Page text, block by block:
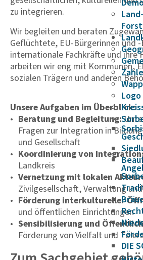
Logo
DIE
zu integrieren.
Wir begleiten und beraten
Geflüchtete, EU-Bürgerinnen und
internationale Fachkräfte und ihre
arbeiten wir eng mit Kommunen,
sozialen Trägern und anderen
Unsere Aufgaben im Überblick:
Beratung und Begleitung:
Fragen zur Integration in
und Gesellschaft
Koordinierung von
Landkreis
Vernetzung mit lokalen
Zivilgesellschaft, Verwaltung
Förderung interkultureller
und öffentlichen Einrichtungen
Sensibilisierung und
Förderung von Vielfalt und